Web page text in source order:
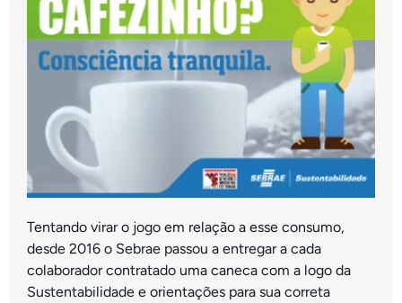
Tentando virar o jogo em relação a esse consumo,
desde 2016 o Sebrae passou a entregar a cada
colaborador contratado uma caneca com a logo da
Sustentabilidade e orientações para sua correta